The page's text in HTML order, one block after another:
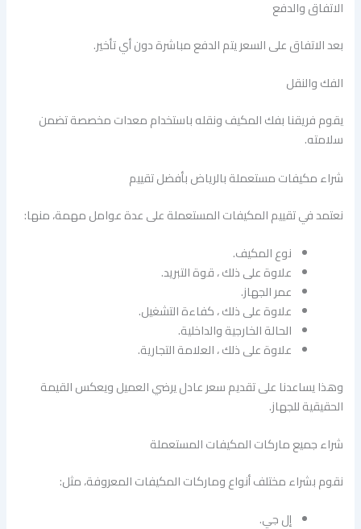
الاتفاق والدفع
بعد الاتفاق على السعر يتم الدفع مباشرة دون أي تأخير.
الفك والنقل
يقوم فريقنا بفك المكيف ونقله باستخدام معدات مخصصة تضمن
سلامته.
شراء مكيفات مستعملة بالرياض بأفضل تقييم
نعتمد في تقييم المكيفات المستعملة على عدة عوامل مهمة، منها:
نوع المكيف.
علاوة على ذلك ، قوة التبريد.
عمر الجهاز.
علاوة على ذلك ، كفاءة التشغيل.
الحالة الخارجية والداخلية.
علاوة على ذلك ، العلامة التجارية.
وهذا يساعدنا على تقديم سعر عادل يرضي العميل ويعكس القيمة
الحقيقية للجهاز.
شراء جميع ماركات المكيفات المستعملة
نقوم بشراء مختلف أنواع وماركات المكيفات المعروفة، مثل:
إل جي.